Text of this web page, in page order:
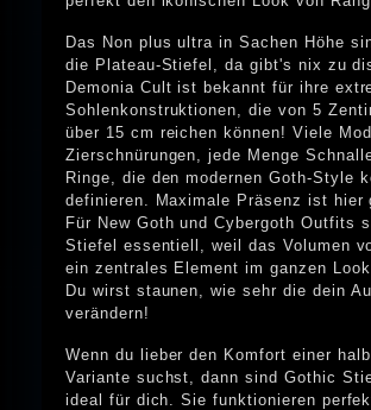
Das Non plus ultra in Sachen Höhe
die Plateau-Stiefel, da gibt's nix zu
Demonia Cult ist bekannt für ihre
Sohlenkonstruktionen, die von 5
über 15 cm reichen können! Viele
Zierschnürungen, jede Menge
Ringe, die den modernen Goth-Style
definieren. Maximale Präsenz ist hier
Für New Goth und Cybergoth Outfits
Stiefel essentiell, weil das Volumen
ein zentrales Element im ganzen
Du wirst staunen, wie sehr die dein
verändern!
Wenn du lieber den Komfort einer
Variante suchst, dann sind Gothic
ideal für dich. Sie funktionieren